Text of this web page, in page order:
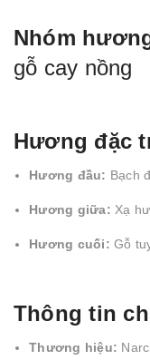
Nhóm
gỗ cay nồng
Hương đặc
Hương đầu: Bạch
Hương giữa: Xạ
Hương cuối: Gỗ
Thông tin
Thương hiệu: